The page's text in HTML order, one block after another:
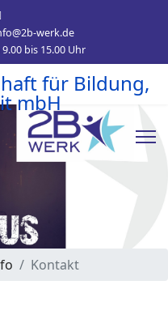
werk.de
bis 15.00 Uhr
Kontakt